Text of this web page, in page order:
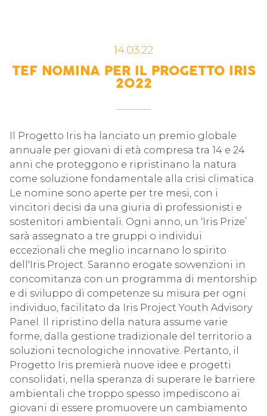
TEF NOMINA PER IL PROGETTO IRIS
2022
14.03.22
Il Progetto Iris ha lanciato un premio globale
annuale per giovani di età compresa tra 14 e 24
anni che proteggono e ripristinano la natura
come soluzione fondamentale alla crisi climatica.
Le nomine sono aperte per tre mesi, con i
vincitori decisi da una giuria di professionisti e
sostenitori ambientali. Ogni anno, un ‘Iris Prize’
sarà assegnato a tre gruppi o individui
eccezionali che meglio incarnano lo spirito
dell'Iris Project. Saranno erogate sovvenzioni in
concomitanza con un programma di mentorship
e di sviluppo di competenze su misura per ogni
individuo, facilitato da Iris Project Youth Advisory
Panel . Il ripristino della natura assume varie
forme, dalla gestione tradizionale del territorio a
soluzioni tecnologiche innovative. Pertanto, il
Progetto Iris premierà nuove idee e progetti
consolidati, nella speranza di superare le barriere
ambientali che troppo spesso impediscono ai
giovani di essere promuovere un cambiamento